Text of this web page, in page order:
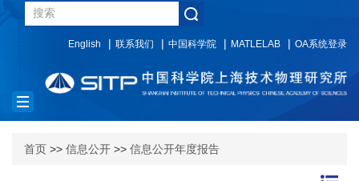
English 联系我们 中国科学院 MATLELAB OA系统登录
Toggle
navigation
首页 >> 信息公开 >> 信息公开年度报告